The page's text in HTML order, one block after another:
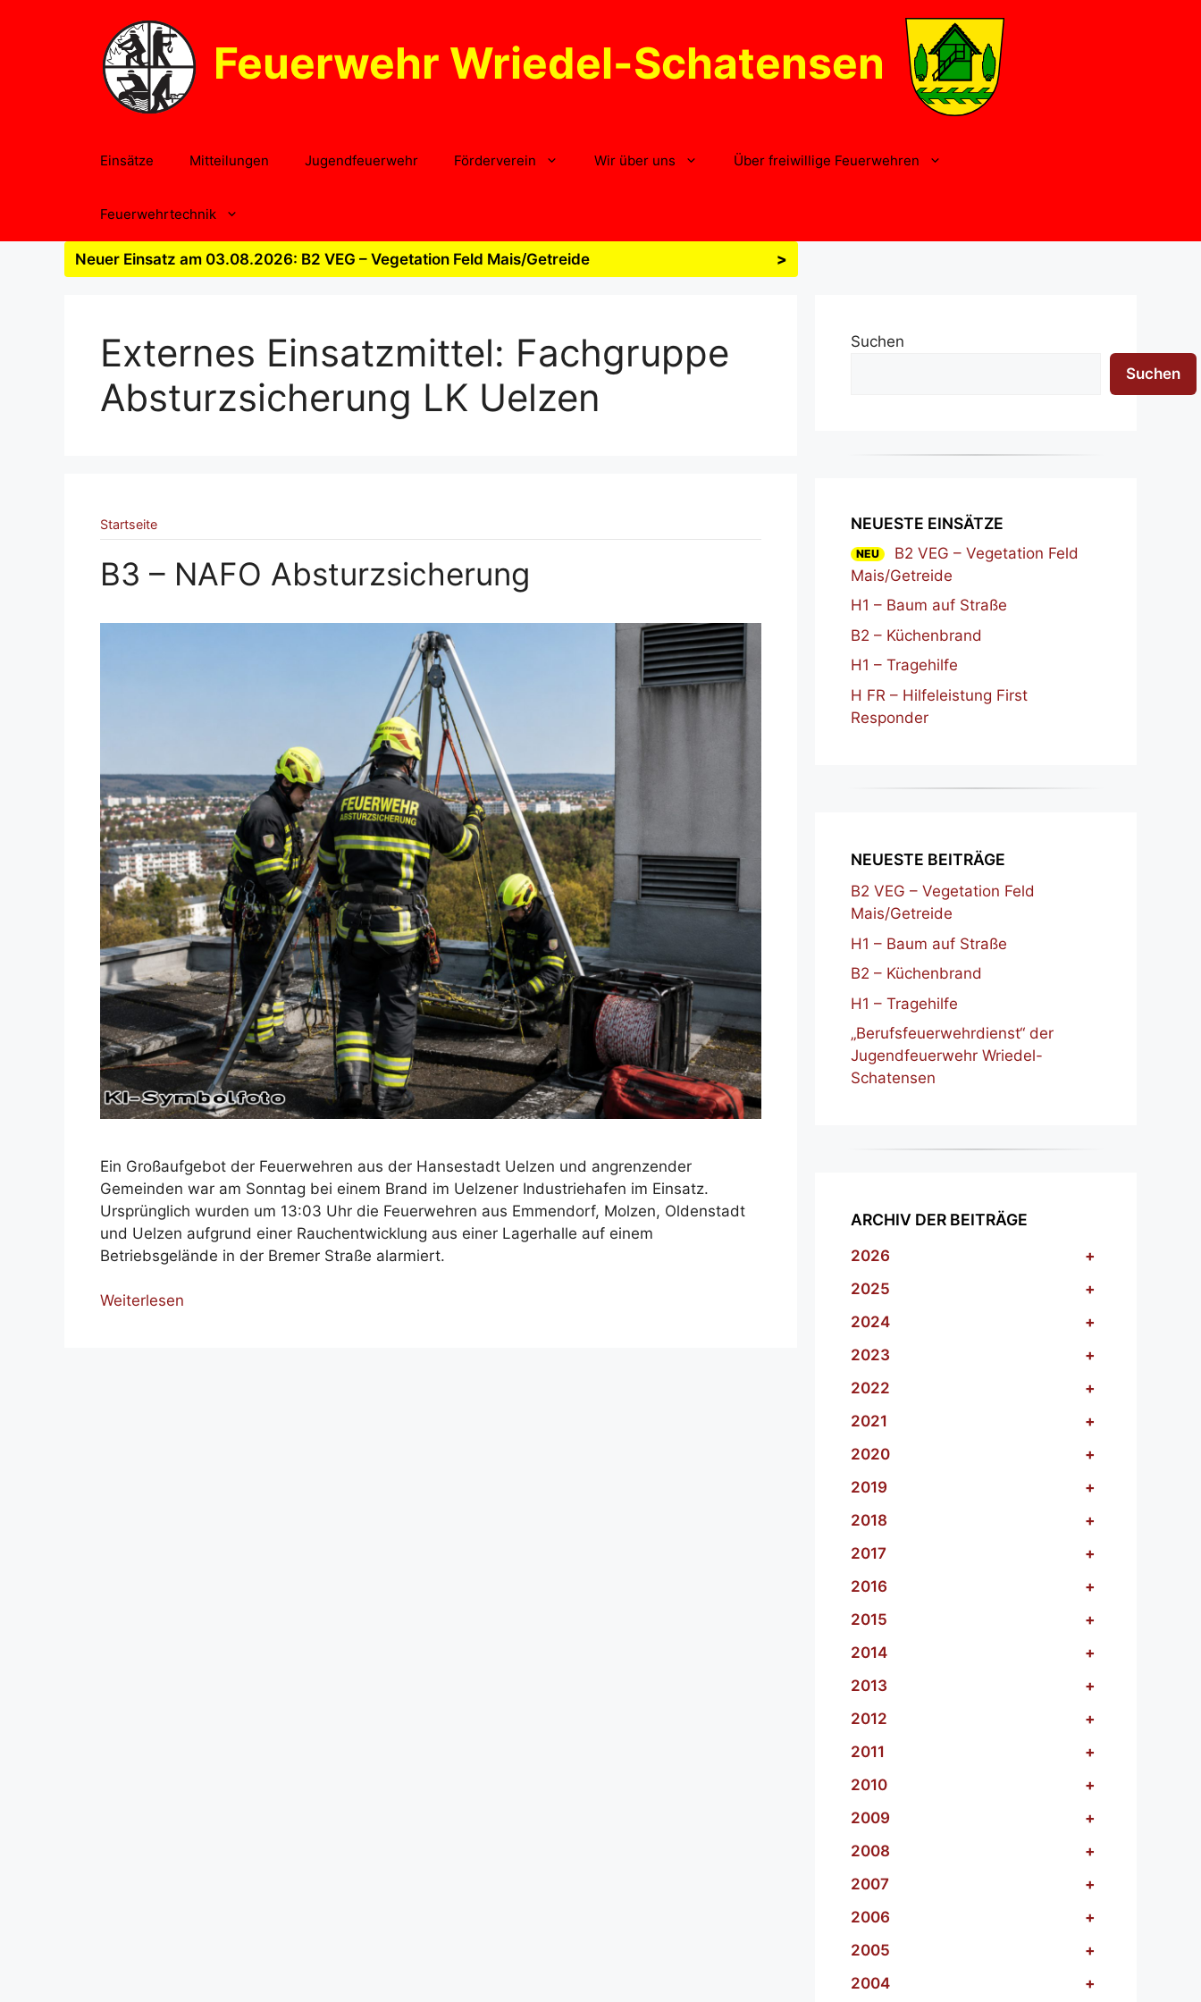
Feuerwehr Wriedel-Schatensen
Einsätze Mitteilungen Jugendfeuerwehr Förderverein Wir über uns Über freiwillige Feuerwehren
Feuerwehrtechnik
Neuer Einsatz am 03.08.2026: B2 VEG – Vegetation Feld Mais/Getreide >
Externes Einsatzmittel: Fachgruppe
Absturzsicherung LK Uelzen
Startseite
B3 – NAFO Absturzsicherung
Ein Großaufgebot der Feuerwehren aus der Hansestadt Uelzen und angrenzender
Gemeinden war am Sonntag bei einem Brand im Uelzener Industriehafen im Einsatz.
Ursprünglich wurden um 13:03 Uhr die Feuerwehren aus Emmendorf, Molzen, Oldenstadt
und Uelzen aufgrund einer Rauchentwicklung aus einer Lagerhalle auf einem
Betriebsgelände in der Bremer Straße alarmiert.
Weiterlesen
Suchen
Suchen
NEUESTE EINSÄTZE
NEU
B2 VEG – Vegetation Feld
Mais/Getreide
H1 – Baum auf Straße
B2 – Küchenbrand
H1 – Tragehilfe
H FR – Hilfeleistung First
Responder
NEUESTE BEITRÄGE
B2 VEG – Vegetation Feld
Mais/Getreide
H1 – Baum auf Straße
B2 – Küchenbrand
H1 – Tragehilfe
„Berufsfeuerwehrdienst“ der
Jugendfeuerwehr Wriedel-
Schatensen
ARCHIV DER BEITRÄGE
2026
+
2025
+
2024
+
2023
+
2022
+
2021
+
2020
+
2019
+
2018
+
2017
+
2016
+
2015
+
2014
+
2013
+
2012
+
2011
+
2010
+
2009
+
2008
+
2007
+
2006
+
2005
+
2004
+